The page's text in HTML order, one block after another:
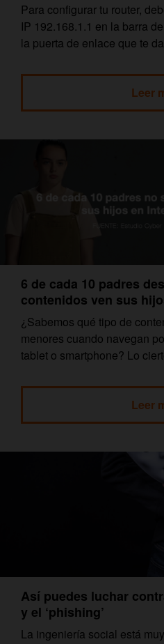
Para configurar tu router,
IP 192.168.1.1 en la barra
la puerta de enlace que te
Leer
6 de cada 10 padres
contenidos ven sus
¿Sabemos qué tipo de
menores cuando navegan
tablet o smartphone? Lo
Leer
Así puedes luchar
y el ‘phishing’
La ingeniería social está